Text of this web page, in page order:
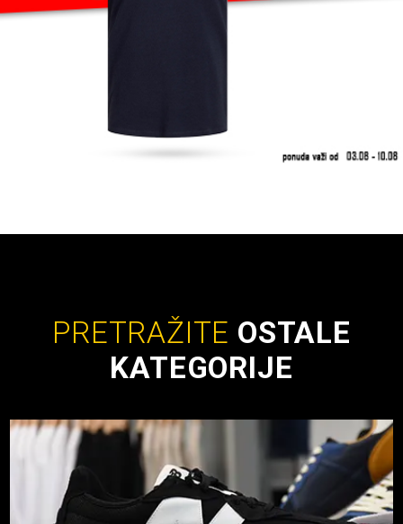
PRETRAŽITE OSTALE
KATEGORIJE